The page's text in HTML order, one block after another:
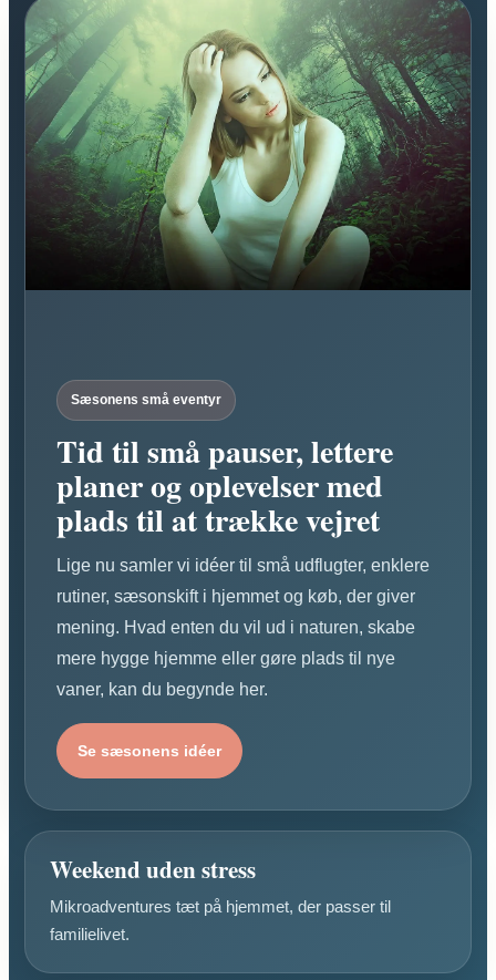
Sæsonens små eventyr
Tid til små pauser, lettere
planer og oplevelser med
plads til at trække vejret
Lige nu samler vi idéer til små udflugter, enklere
rutiner, sæsonskift i hjemmet og køb, der giver
mening. Hvad enten du vil ud i naturen, skabe
mere hygge hjemme eller gøre plads til nye
vaner, kan du begynde her.
Se sæsonens idéer
Weekend uden stress
Mikroadventures tæt på hjemmet, der passer til
familielivet.